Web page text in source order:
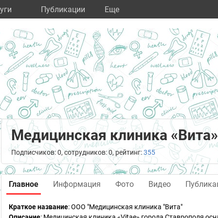
Публикации Eще
Медицинская клиника «Вита»
Подписчиков: 0, сотрудников: 0, рейтинг:355
Главное Информация Фото Видео
Краткое название:ООО "Медицинская клиника "Вита"